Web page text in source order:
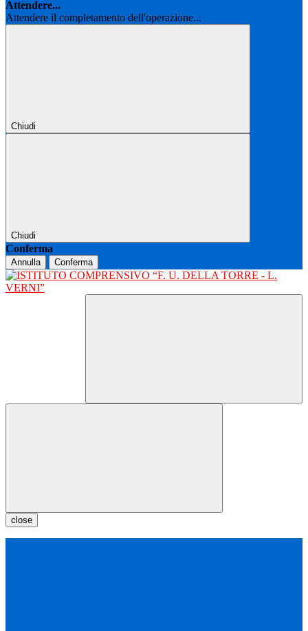
Attendere...
Attendere il completamento dell'operazione...
Chiudi
Chiudi
Conferma
Annulla Conferma
close